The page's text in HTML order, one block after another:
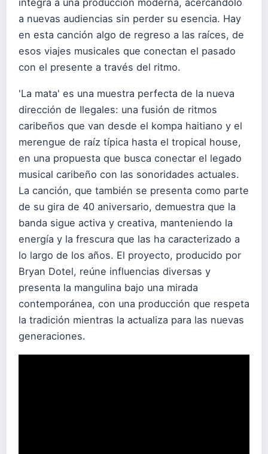
a nuevas audiencias sin perder su esencia. Hay
en esta canción algo de regreso a las raíces, de
esos viajes musicales que conectan el pasado
con el presente a través del ritmo.
'La mata' es una muestra perfecta de la nueva
dirección de Ilegales: una fusión de ritmos
caribeños que van desde el kompa haitiano y el
merengue de raíz típica hasta el tropical house,
en una propuesta que busca conectar el legado
musical caribeño con las sonoridades actuales.
La canción, que también se presenta como parte
de su gira de 40 aniversario, demuestra que la
banda sigue activa y creativa, manteniendo la
energía y la frescura que las ha caracterizado a
lo largo de los años. El proyecto, producido por
Bryan Dotel, reúne influencias diversas y
presenta la mangulina bajo una mirada
contemporánea, con una producción que respeta
la tradición mientras la actualiza para las nuevas
generaciones.